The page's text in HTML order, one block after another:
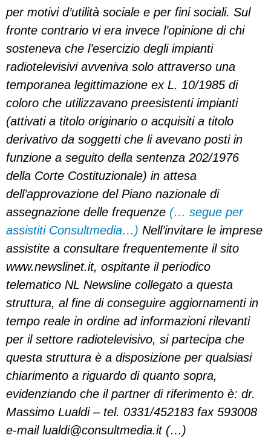
per motivi d’utilità sociale e per fini sociali. Sul
fronte contrario vi era invece l’opinione di chi
sosteneva che l’esercizio degli impianti
radiotelevisivi avveniva solo attraverso una
temporanea legittimazione ex L. 10/1985 di
coloro che utilizzavano preesistenti impianti
(attivati a titolo originario o acquisiti a titolo
derivativo da soggetti che li avevano posti in
funzione a seguito della sentenza 202/1976
della Corte Costituzionale) in attesa
dell’approvazione del Piano nazionale di
assegnazione delle frequenze (… segue per
assistiti Consultmedia…) Nell’invitare le imprese
assistite a consultare frequentemente il sito
www.newslinet.it, ospitante il periodico
telematico NL Newsline collegato a questa
struttura, al fine di conseguire aggiornamenti in
tempo reale in ordine ad informazioni rilevanti
per il settore radiotelevisivo, si partecipa che
questa struttura è a disposizione per qualsiasi
chiarimento a riguardo di quanto sopra,
evidenziando che il partner di riferimento è: dr.
Massimo Lualdi – tel. 0331/452183 fax 593008
e-mail lualdi@consultmedia.it(…)